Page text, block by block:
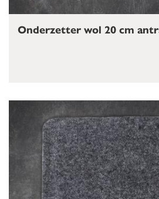
Onderzetter wol 20 cm